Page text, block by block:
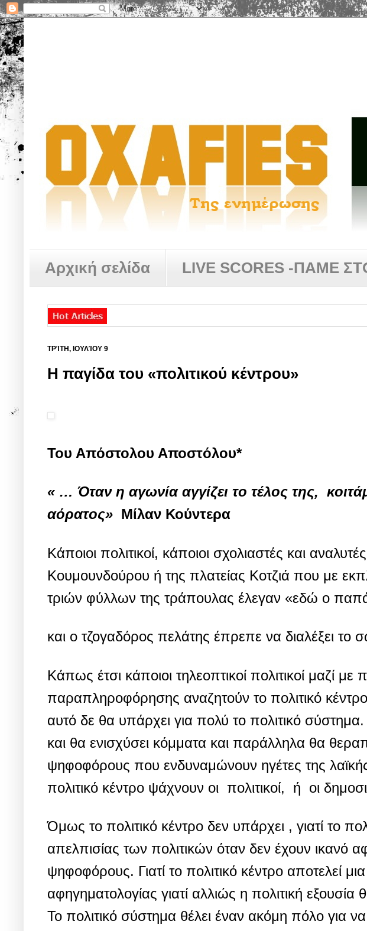
Αρχική σελίδα LIVE SCORES -ΠΑΜΕ
ΤΡΊΤΗ, ΙΟΥΛΊΟΥ 9
Η παγίδα του «πολιτικού κέντρου»
Του Απόστολου Αποστόλου*
« … Όταν η αγωνία αγγίζει το τέλος της,
αόρατος» Μίλαν Κούντερα
Κάποιοι πολιτικοί, κάποιοι σχολιαστές και
Κουμουνδούρου ή της πλατείας Κοτζιά που με
τριών φύλλων της τράπουλας έλεγαν «εδώ ο
και ο τζογαδόρος πελάτης έπρεπε να διαλέξει το
Κάπως έτσι κάποιοι τηλεοπτικοί πολιτικοί μαζί με
παραπληροφόρησης αναζητούν το πολιτικό
αυτό δε θα υπάρχει για πολύ το πολιτικό
και θα ενισχύσει κόμματα και παράλληλα θα
ψηφοφόρους που ενδυναμώνουν ηγέτες της
πολιτικό κέντρο ψάχνουν οι πολιτικοί, ή οι
Όμως το πολιτικό κέντρο δεν υπάρχει , γιατί το
απελπισίας των πολιτικών όταν δεν έχουν ικανό
ψηφοφόρους. Γιατί το πολιτικό κέντρο αποτελεί
αφηγηματολογίας γιατί αλλιώς η πολιτική
Το πολιτικό σύστημα θέλει έναν ακόμη πόλο για